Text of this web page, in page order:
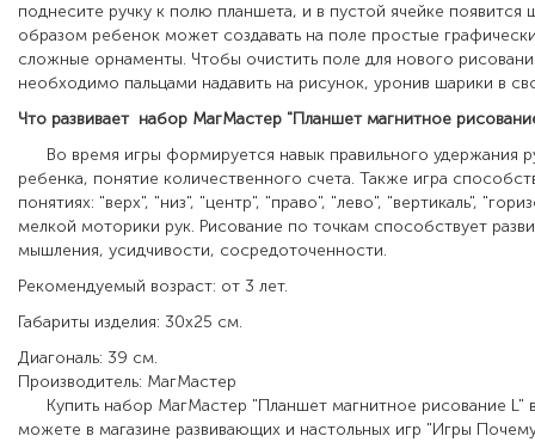
поднесите ручку к полю планшета, и в пустой ячейке появится
образом ребенок может создавать на поле простые
сложные орнаменты. Чтобы очистить поле для нового
необходимо пальцами надавить на рисунок, уронив шарики в
Что развивает набор МагМастер "Планшет магнитное
Во время игры формируется навык правильного удержания
ребенка, понятие количественного счета. Также игра
понятиях: "верх", "низ", "центр", "право", "лево", "вертикаль",
мелкой моторики рук. Рисование по точкам способствует
мышления, усидчивости, сосредоточенности.
Рекомендуемый возраст: от 3 лет.
Габариты изделия: 30х25 см.
Диагональ: 39 см.
Производитель: МагМастер
Купить набор МагМастер "Планшет магнитное рисование L"
можете в магазине развивающих и настольных игр "Игры